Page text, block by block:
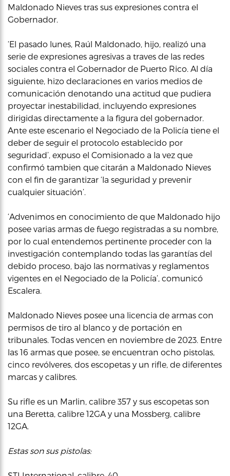
Maldonado Nieves tras sus expresiones contra el
Gobernador.
‘El pasado lunes, Raúl Maldonado, hijo, realizó una
serie de expresiones agresivas a traves de las redes
sociales contra el Gobernador de Puerto Rico. Al día
siguiente, hizo declaraciones en varios medios de
comunicación denotando una actitud que pudiera
proyectar inestabilidad, incluyendo expresiones
dirigidas directamente a la figura del gobernador.
Ante este escenario el Negociado de la Policía tiene el
deber de seguir el protocolo establecido por
seguridad’, expuso el Comisionado a la vez que
confirmó tambien que citarán a Maldonado Nieves
con el fin de garantizar ‘la seguridad y prevenir
cualquier situación’.
‘Advenimos en conocimiento de que Maldonado hijo
posee varias armas de fuego registradas a su nombre,
por lo cual entendemos pertinente proceder con la
investigación contemplando todas las garantías del
debido proceso, bajo las normativas y reglamentos
vigentes en el Negociado de la Policía’, comunicó
Escalera.
Maldonado Nieves posee una licencia de armas con
permisos de tiro al blanco y de portación en
tribunales. Todas vencen en noviembre de 2023. Entre
las 16 armas que posee, se encuentran ocho pistolas,
cinco revólveres, dos escopetas y un rifle, de diferentes
marcas y calibres.
Su rifle es un Marlin, calibre 357 y sus escopetas son
una Beretta, calibre 12GA y una Mossberg, calibre
12GA.
Estas son sus pistolas: